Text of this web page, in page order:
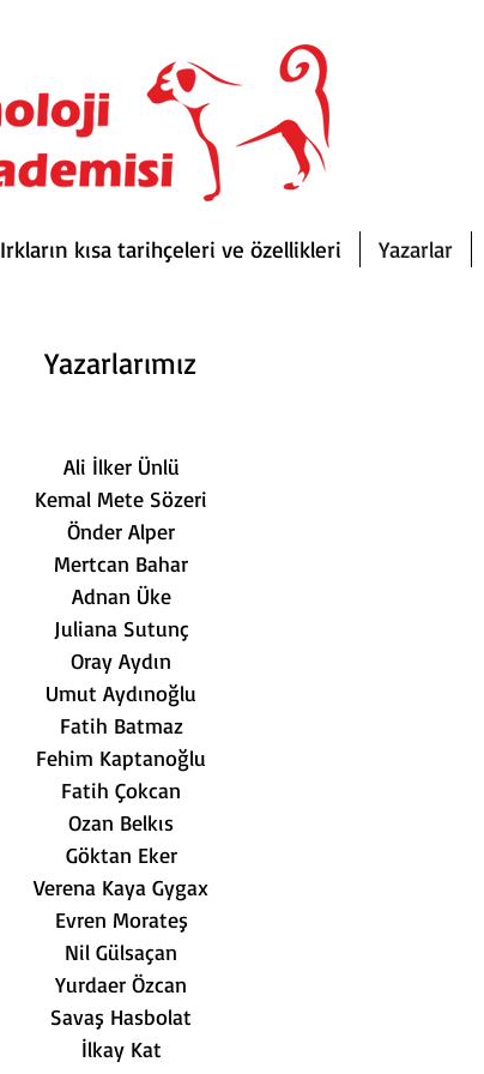
Irkların kısa tarihçeleri ve özellikleri Yazarlar
Yazarlarımız
Ali İlker Ünlü
Kemal Mete Sözeri
Önder Alper
Mertcan Bahar
Adnan Üke
Juliana Sutunç
Oray Aydın
Umut Aydınoğlu
Fatih Batmaz
Fehim Kaptanoğlu
Fatih Çokcan
Ozan Belkıs
Göktan Eker
Verena Kaya Gygax
Evren Morateş
Nil Gülsaçan
Yurdaer Özcan
Savaş Hasbolat
İlkay Kat